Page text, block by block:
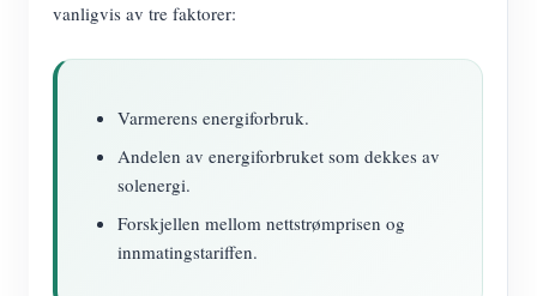
vanligvis av tre faktorer:
Varmerens energiforbruk.
Andelen av energiforbruket som dekkes av
solenergi.
Forskjellen mellom nettstrømprisen og
innmatingstariffen.